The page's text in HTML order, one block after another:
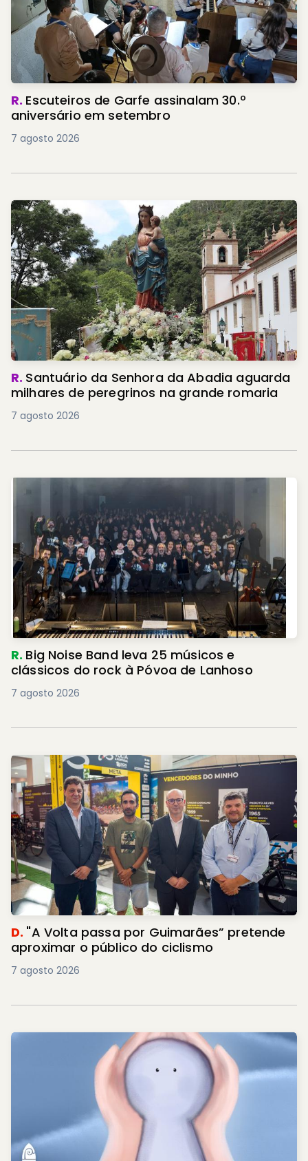
R. Escuteiros de Garfe assinalam 30.º
aniversário em setembro
7 agosto 2026
R. Santuário da Senhora da Abadia aguarda
milhares de peregrinos na grande romaria
7 agosto 2026
R. Big Noise Band leva 25 músicos e
clássicos do rock à Póvoa de Lanhoso
7 agosto 2026
D. "A Volta passa por Guimarães” pretende
aproximar o público do ciclismo
7 agosto 2026